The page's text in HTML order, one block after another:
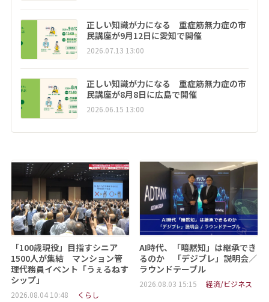
正しい知識が力になる 重症筋無力症の市
民講座が9月12日に愛知で開催
2026.07.13 13:00
正しい知識が力になる 重症筋無力症の市
民講座が8月8日に広島で開催
2026.06.15 13:00
「100歳現役」目指すシニア
1500人が集結 マンション管
理代務員イベント「うぇるねす
シップ」
2026.08.04 10:48 くらし
AI時代、「暗黙知」は継承でき
るのか 「デジブレ」説明会／
ラウンドテーブル
2026.08.03 15:15 経済/ビジネス